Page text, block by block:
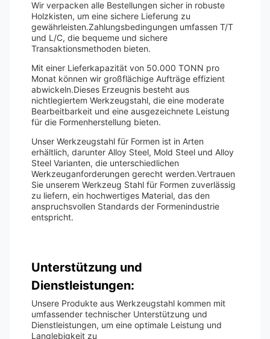
Wir verpacken alle Bestellungen sicher in robuste
Holzkisten, um eine sichere Lieferung zu
gewährleisten.Zahlungsbedingungen umfassen T/T
und L/C, die bequeme und sichere
Transaktionsmethoden bieten.
Mit einer Lieferkapazität von 50.000 TONN pro
Monat können wir großflächige Aufträge effizient
abwickeln.Dieses Erzeugnis besteht aus
nichtlegiertem Werkzeugstahl, die eine moderate
Bearbeitbarkeit und eine ausgezeichnete Leistung
für die Formenherstellung bieten.
Unser Werkzeugstahl für Formen ist in Arten
erhältlich, darunter Alloy Steel, Mold Steel und Alloy
Steel Varianten, die unterschiedlichen
Werkzeuganforderungen gerecht werden.Vertrauen
Sie unserem Werkzeug Stahl für Formen zuverlässig
zu liefern, ein hochwertiges Material, das den
anspruchsvollen Standards der Formenindustrie
entspricht.
Unterstützung und
Dienstleistungen:
Unsere Produkte aus Werkzeugstahl kommen mit
umfassender technischer Unterstützung und
Dienstleistungen, um eine optimale Leistung und
Langlebigkeit zu